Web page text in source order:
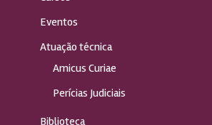
Eventos
Atuação técnica
Amicus Curiae
Perícias Judiciais
Biblioteca